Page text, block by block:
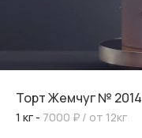
Торт Жемчуг № 2014
1 кг - 7000 ₽ / от 12кг